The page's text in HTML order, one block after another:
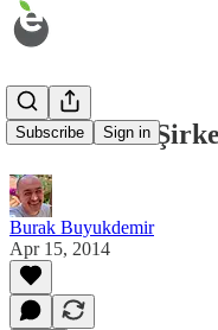
Subscribe Sign in
Son 2 Yılda
Burak Buyukdemir
Apr 15, 2014